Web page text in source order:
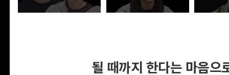
될 때까지 한다는 마음으